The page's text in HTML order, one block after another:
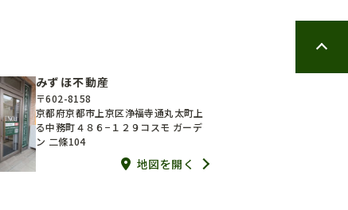
みずほ不動産
〒602-8158
京都府京都市上京区浄福寺通丸太町上
る中務町４８６−１２９コスモ ガーデ
ン 二條104
地図を開く